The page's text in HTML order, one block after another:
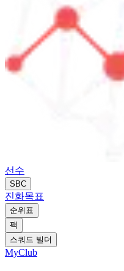
선수
SBC
진화목표
순위표
팩
스쿼드 빌더
MyClub